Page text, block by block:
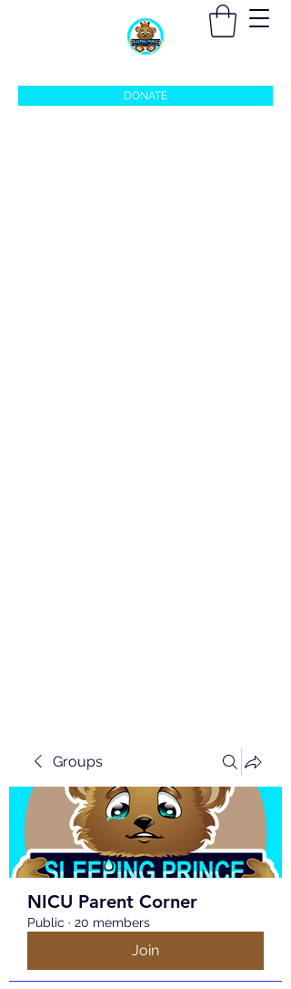
sleepingprincefoundation@gmail.com
DONATE
Groups
NICU Parent Corner
Public · 20 members
Join